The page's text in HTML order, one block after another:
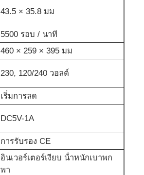
43.5 × 35.8 มม
5500 รอบ / นาที
460 × 259 × 395 มม
230, 120/240 วอลต์
เริ่มการลด
DC5V-1A
การรับรอง CE
อินเวอร์เตอร์เงียบ น้ําหนักเบาพก
พา